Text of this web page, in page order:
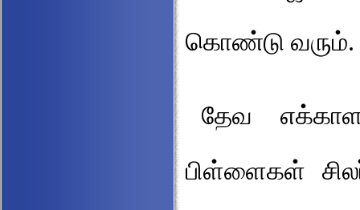
கொண்டு வரும்.
தேவ
பிள்ளைகள்